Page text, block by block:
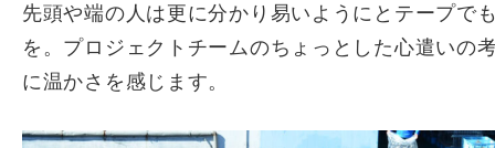
先頭や端の人は更に分かり易いようにとテープで
を。プロジェクトチームのちょっとした心遣いの
に温かさを感じます。